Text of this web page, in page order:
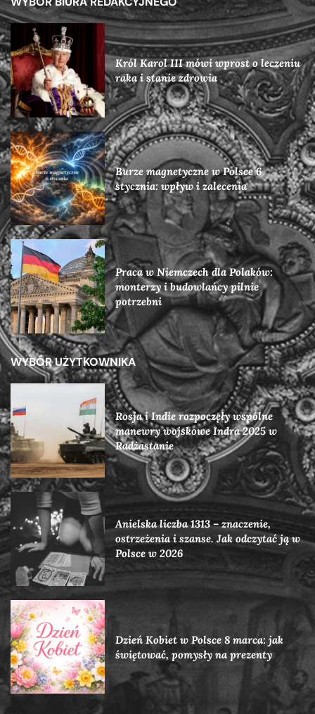
Król Karol III mówi wprost o leczeniu
raka i stanie zdrowia
Burze magnetyczne w Polsce 6
stycznia: wpływ i zalecenia
Praca w Niemczech dla Polaków:
monterzy i budowlańcy pilnie
potrzebni
WYBÓR UŻYTKOWNIKA
Rosja i Indie rozpoczęły wspólne
manewry wojskowe Indra 2025 w
Radżastanie
Anielska liczba 1313 – znaczenie,
ostrzeżenia i szanse. Jak odczytać ją w
Polsce w 2026
Dzień Kobiet w Polsce 8 marca: jak
świętować, pomysły na prezenty